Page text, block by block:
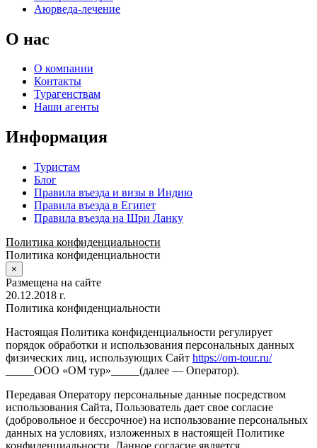
Аюрведа-лечение
О нас
О компании
Контакты
Турагенствам
Наши агенты
Информация
Туристам
Блог
Правила въезда и визы в Индию
Правила въезда в Египет
Правила въезда на Шри Ланку
Политика конфиденциальности
Политика конфиденциальности
×
Размещена на сайте
20.12.2018 г.
Политика конфиденциальности
Настоящая Политика конфиденциальности регулирует
порядок обработки и использования персональных данных
физических лиц, использующих Сайт https://om-tour.ru/
_____ООО «ОМ тур»_____(далее — Оператор).
Передавая Оператору персональные данные посредством
использования Сайта, Пользователь дает свое согласие
(добровольное и бессрочное) на использование персональных
данных на условиях, изложенных в настоящей Политике